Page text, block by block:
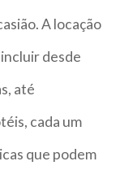
A locação
desde
até
cada um
que podem